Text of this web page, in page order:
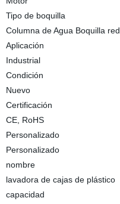
Tipo de boquilla
Columna de Agua Boquilla
Aplicación
Industrial
Condición
Nuevo
Certificación
CE, RoHS
Personalizado
Personalizado
nombre
lavadora de cajas de plástico
capacidad